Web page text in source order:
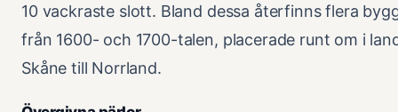
10 vackraste slott. Bland dessa återfinns flera
från 1600- och 1700-talen, placerade runt om i
Skåne till Norrland.